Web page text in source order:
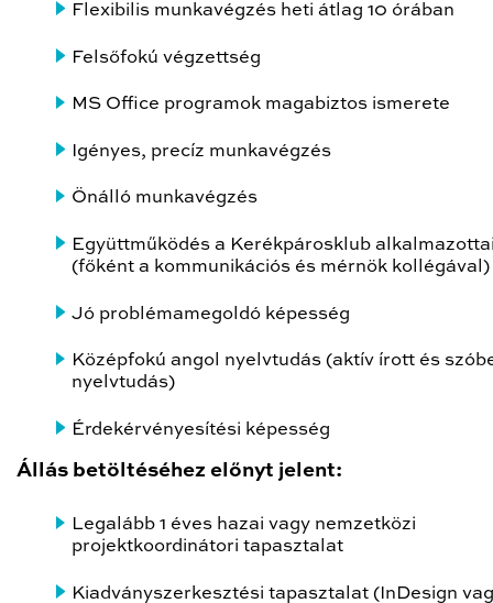
Flexibilis munkavégzés heti átlag 10 órában
Felsőfokú végzettség
MS Office programok magabiztos ismerete
Igényes, precíz munkavégzés
Önálló munkavégzés
Együttműködés a Kerékpárosklub
(főként a kommunikációs és mérnök kollégával)
Jó problémamegoldó képesség
Középfokú angol nyelvtudás (aktív írott és
nyelvtudás)
Érdekérvényesítési képesség
Állás betöltéséhez előnyt jelent:
Legalább 1 éves hazai vagy nemzetközi
projektkoordinátori tapasztalat
Kiadványszerkesztési tapasztalat (InDesign